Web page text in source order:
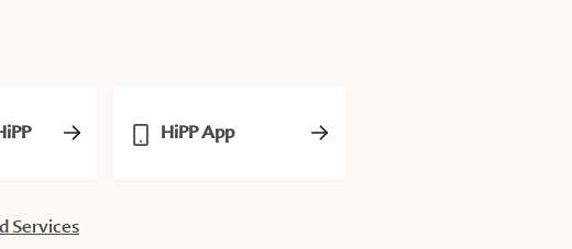
HiPP App
Services